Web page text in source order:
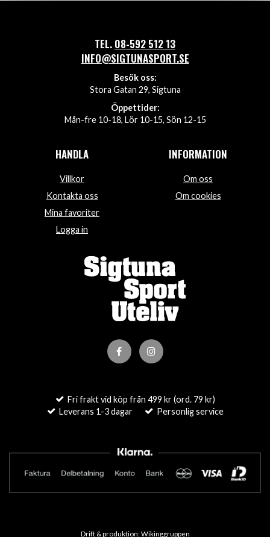
TEL. 08-592 512 13
INFO@SIGTUNASPORT.SE
Besök oss:
Stora Gatan 29, Sigtuna
Öppettider:
Mån-fre 10-18, Lör 10-15, Sön 12-15
HANDLA
Villkor
Kontakta oss
Mina favoriter
Logga in
INFORMATION
Om oss
Om cookies
Fri frakt vid köp från 499 kr (ord. 79 kr)
Leverans 1-3 dagar
Personlig service
Drift & produktion: Wikinggruppen